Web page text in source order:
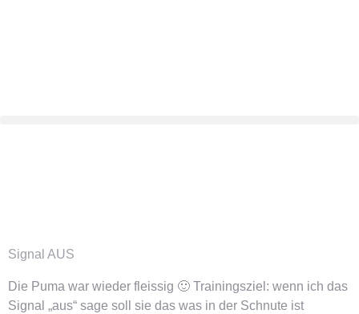
Signal AUS
Die Puma war wieder fleissig 🙂 Trainingsziel: wenn ich das
Signal „aus“ sage soll sie das was in der Schnute ist